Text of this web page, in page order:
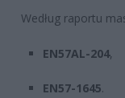
Według raportu
EN57AL-204,
EN57-1645.